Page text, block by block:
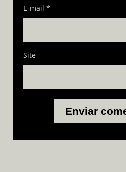
E-mail *
Site